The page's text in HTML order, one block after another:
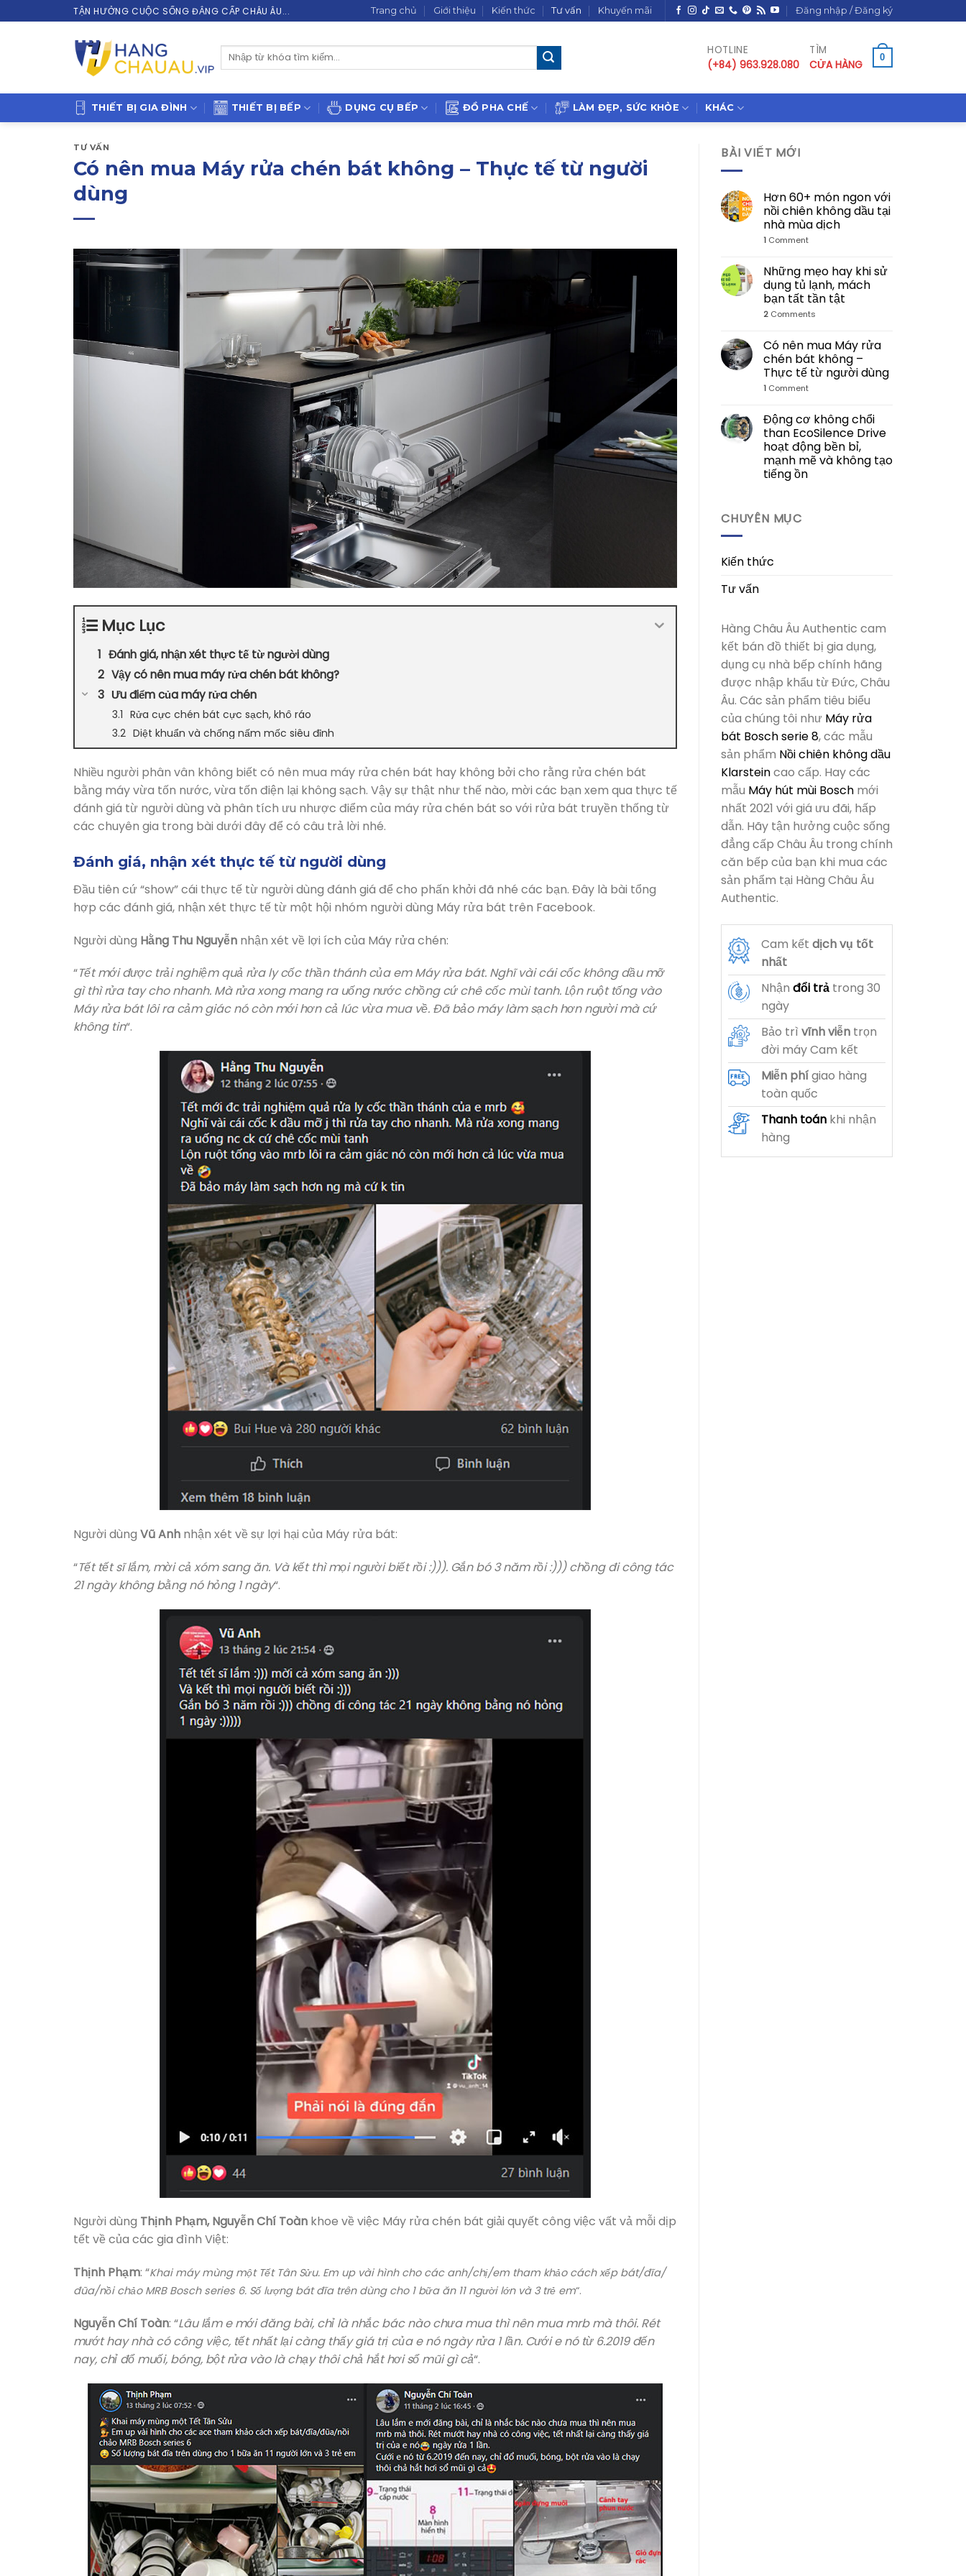
to
TẬN HƯỞNG CUỘC SỐNG ĐẲNG CẤP CHÂU ÂU... Trang chủ Giới thiệu Kiến thức Tư vấn Khuyến mãi Đăng nhập / Đăng ký
Tìm
HOTLINE
(+84) 963.928.080
TÌM
CỬA HÀNG
0
THIẾT BỊ GIA ĐÌNH THIẾT BỊ BẾP DỤNG CỤ BẾP ĐỒ PHA CHẾ LÀM ĐẸP, SỨC KHỎE KHÁC
TƯ VẤN
Có nên mua Máy rửa chén bát không – Thực tế từ người
dùng
Mục Lục
Đánh giá, nhận xét thực tế từ người dùng
Vậy có nên mua máy rửa chén bát không?
Ưu điểm của máy rửa chén
Rửa cực chén bát cực sạch, khô ráo
Diệt khuẩn và chống nấm mốc siêu đỉnh
Cực nhiều chế độ rửa cho bạn lựa chọn
Tiết kiệm nước hơn so với rửa bằng auto cơm
Máy rửa chén không tốn điện không? Không hề tốn như bạn tưởng
Rửa được cực nhiều chén bát
Cải thiện hạnh phúc gia đình
Vị trí lắp đặt máy rửa chén
Xếp chén, bát vào máy rửa chén
Số tiền bỏ ra đầu tư là khá lớn làm nản lòng nhiều người
Đau đầu khi chọn mua máy rửa bát
Một số mẫu Viên rửa chén tại Hàng Châu Âu Authentic
Nhiều người phân vân không biết có nên mua máy rửa chén bát hay không bởi cho rằng rửa chén bát
bằng máy vừa tốn nước, vừa tốn điện lại không sạch. Vậy sự thật như thế nào, mời các bạn xem qua thực tế
đánh giá từ người dùng và phân tích ưu nhược điểm của máy rửa chén bát so với rửa bát truyền thống từ
các chuyên gia trong bài dưới đây để có câu trả lời nhé.
Đánh giá, nhận xét thực tế từ người dùng
Đầu tiên cứ “show” cái thực tế từ người dùng đánh giá để cho phấn khởi đã nhé các bạn. Đây là bài tổng
hợp các đánh giá, nhận xét thực tế từ một hội nhóm người dùng Máy rửa bát trên Facebook.
Người dùng Hằng Thu Nguyễn nhận xét về lợi ích của Máy rửa chén:
“Tết mới được trải nghiệm quả rửa ly cốc thần thánh của em Máy rửa bát. Nghĩ vài cái cốc không dầu mỡ
gì thì rửa tay cho nhanh. Mà rửa xong mang ra uống nước chồng cứ chê cốc mùi tanh. Lộn ruột tống vào
Máy rửa bát lôi ra cảm giác nó còn mới hơn cả lúc vừa mua về. Đã bảo máy làm sạch hơn người mà cứ
không tin“.
Người dùng Vũ Anh nhận xét về sự lợi hại của Máy rửa bát:
“Tết tết sĩ lắm, mời cả xóm sang ăn. Và kết thì mọi người biết rồi :))). Gắn bó 3 năm rồi :))) chồng đi công tác
21 ngày không bằng nó hỏng 1 ngày“.
Người dùng Thịnh Phạm, Nguyễn Chí Toàn khoe về việc Máy rửa chén bát giải quyết công việc vất vả mỗi dịp
tết về của các gia đình Việt:
Thịnh Phạm: “Khai máy mùng một Tết Tân Sửu. Em up vài hình cho các anh/chị/em tham khảo cách xếp bát/đĩa/
đũa/nồi chảo MRB Bosch series 6. Số lượng bát đĩa trên dùng cho 1 bữa ăn 11 người lớn và 3 trẻ em“.
Nguyễn Chí Toàn: “Lâu lắm e mới đăng bài, chỉ là nhắc bác nào chưa mua thì nên mua mrb mà thôi. Rét
mướt hay nhà có công việc, tết nhất lại càng thấy giá trị của e nó ngày rửa 1 lần. Cưới e nó từ 6.2019 đến
nay, chỉ đổ muối, bóng, bột rửa vào là chạy thôi chả hắt hơi sổ mũi gì cả“.
BÀI VIẾT MỚI
Hơn 60+ món ngon với
nồi chiên không dầu tại
nhà mùa dịch
1 Comment
Những mẹo hay khi sử
dụng tủ lạnh, mách
bạn tất tần tật
2 Comments
Có nên mua Máy rửa
chén bát không –
Thực tế từ người dùng
1 Comment
Động cơ không chổi
than EcoSilence Drive
hoạt động bền bỉ,
mạnh mẽ và không tạo
tiếng ồn
CHUYÊN MỤC
Kiến thức
Tư vấn
Hàng Châu Âu Authentic cam
kết bán đồ thiết bị gia dụng,
dụng cụ nhà bếp chính hãng
được nhập khẩu từ Đức, Châu
Âu. Các sản phẩm tiêu biểu
của chúng tôi như Máy rửa
bát Bosch serie 8, các mẫu
sản phẩm Nồi chiên không dầu
Klarsteincao cấp. Hay các
mẫu Máy hút mùi Bosch mới
nhất 2021 với giá ưu đãi, hấp
dẫn. Hãy tận hưởng cuộc sống
đẳng cấp Châu Âu trong chính
căn bếp của bạn khi mua các
sản phẩm tại Hàng Châu Âu
Authentic.
Cam kết dịch vụ tốt
nhất
Nhận đổi trả trong 30
ngày
Bảo trì vĩnh viễn trọn
đời máy Cam kết
Miễn phígiao hàng
toàn quốc
Thanh toán khi nhận
hàng